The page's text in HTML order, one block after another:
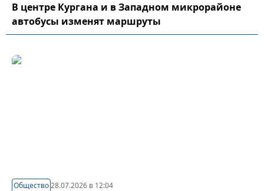
В центре Кургана и в Западном микрорайоне
автобусы изменят маршруты
Общество28.07.2026 в 12:04